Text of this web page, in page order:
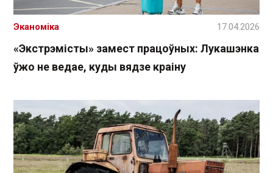
«Экстрэмісты» замест працоўных: Лукашэнка
ўжо не ведае, куды вядзе краіну
Эканоміка 17.04.2026